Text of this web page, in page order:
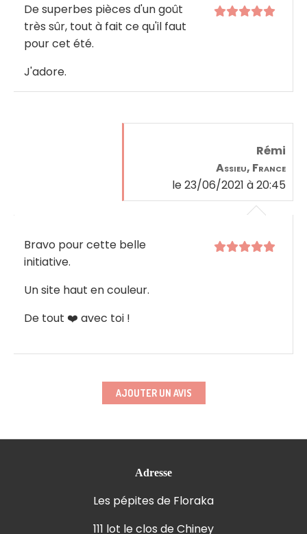
De superbes pièces d'un goût
très sûr, tout à fait ce qu'il faut
pour cet été.
J'adore.
Rémi
Assieu, France
le 23/06/2021 à 20:45
Bravo pour cette belle
initiative.
Un site haut en couleur.
De tout ❤️ avec toi !
AJOUTER UN AVIS
Adresse
Les pépites de Floraka
111 lot le clos de Chiney